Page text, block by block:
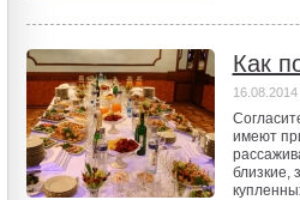
Как
16.08.2014
имеют
близкие,